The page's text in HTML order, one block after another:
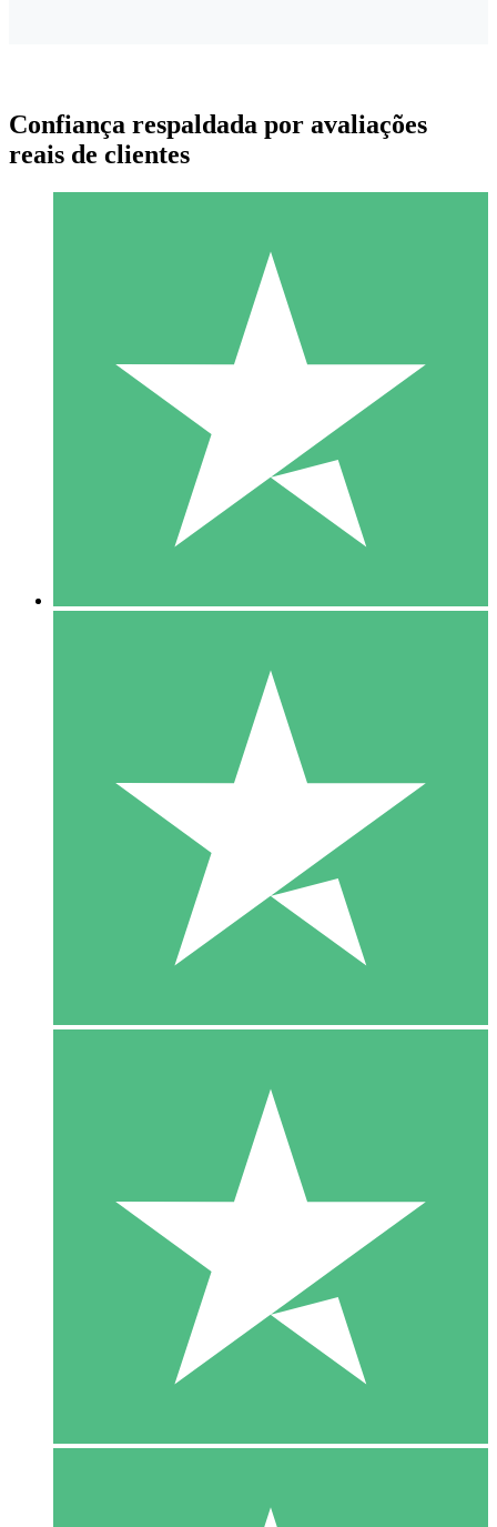
Pacotes de Créditos Individuais
Pague conforme o uso com créditos de download. Sem
1000
10 Downloads
20 00
Confiança respaldada por avaliações
reais de clientes